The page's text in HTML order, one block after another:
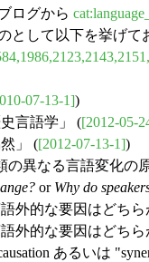
ログから
として以下を挙げて
07-13-1])
言語学」 ([2012-05-
」 ([2012-07-13-1])
の異なる言語変化の
or Why do
外的な要因はどちら
外的な要因はどちら
あるいは